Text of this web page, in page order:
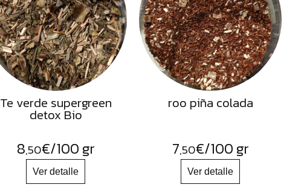
Te verde supergreen
detox Bio
8,50€/100 gr
roo piña colada
7,50€/100 gr